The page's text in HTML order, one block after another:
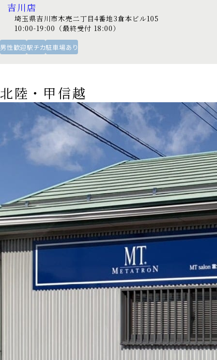
吉川店
埼玉県吉川市木売二丁目4番地3倉本ビル105
10:00-19:00（最終受付 18:00）
男性歓迎駅チカ駐車場あり
北陸・甲信越